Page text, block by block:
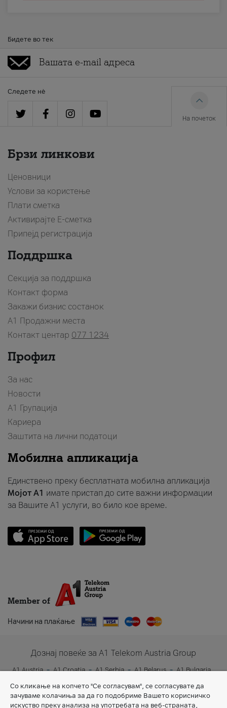
Бидете во тек
Следете нè
На почеток
Брзи линкови
Ценовници
Услови за користење
Плати сметка
Активирајте Е-сметка
Припејд регистрација
Поддршка
Секција за поддршка
Контакт форма
Закажи бизнис состанок
A1 Продажни места
Контакт центар 077 1234
Профил
За нас
Новости
А1 Групација
Кариера
Заштита на лични податоци
Мобилна апликација
Единствено преку бесплатната мобилна апликација
Мојот A1 имате пристап до сите важни информации
за Вашите A1 услуги, во било кое време.
Member of
Начини на плаќање
Дознај повеќе за A1 Telekom Austria Group
A1 Austria A1 Croatia A1 Serbia A1 Belarus
A1 Bulgaria
Со кликање на копчето "Се согласувам", се согласувате да
зачуваме колачиња за да го подобриме Вашето корисничко
искуство преку анализа на употребата на веб-страната,